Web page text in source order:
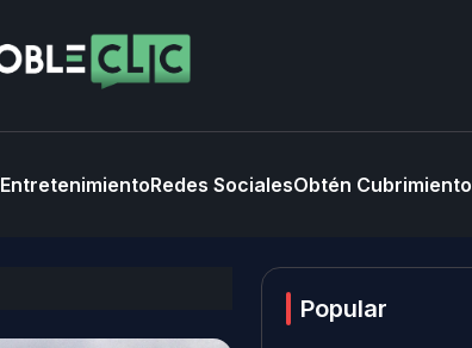
EntretenimientoRedes SocialesObtén Cubrimiento
Popular